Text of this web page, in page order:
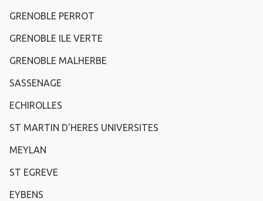
GRENOBLE PERROT
GRENOBLE ILE VERTE
GRENOBLE MALHERBE
SASSENAGE
ECHIROLLES
ST MARTIN D'HERES UNIVERSITES
MEYLAN
ST EGREVE
EYBENS